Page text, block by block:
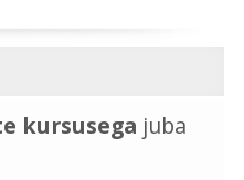
kursusega juba